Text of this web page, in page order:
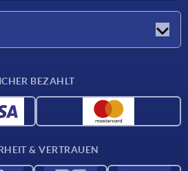
BEZAHLT
& VERTRAUEN